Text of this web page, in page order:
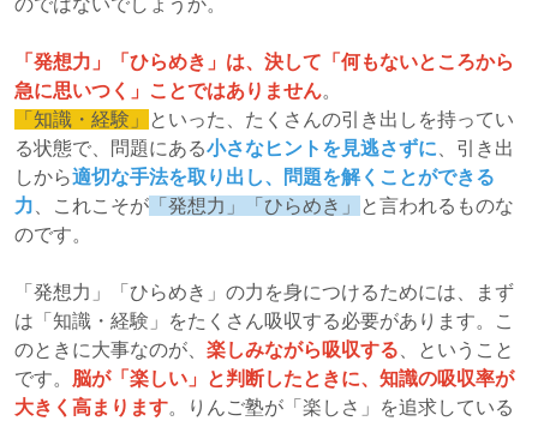
のではないでしょうか。
「発想力」「ひらめき」は、決して「何もないところから
急に思いつく」ことではありません。
「知識・経験」
といった、たくさんの引き出しを持ってい
る状態で、問題にある小さなヒントを見逃さずに 、引き出
しから適切な手法を取り出し、問題を解くことができる
力 、これこそが 「発想力」「ひらめき」
と言われるものな
のです。
「発想力」「ひらめき」の力を身につけるためには、まず
は「知識・経験」をたくさん吸収する必要があります。こ
のときに大事なのが、 楽しみながら吸収する 、ということ
です。 脳が「楽しい」と判断したときに、知識の吸収率が
大きく高まります。りんご塾が「楽しさ」を追求している